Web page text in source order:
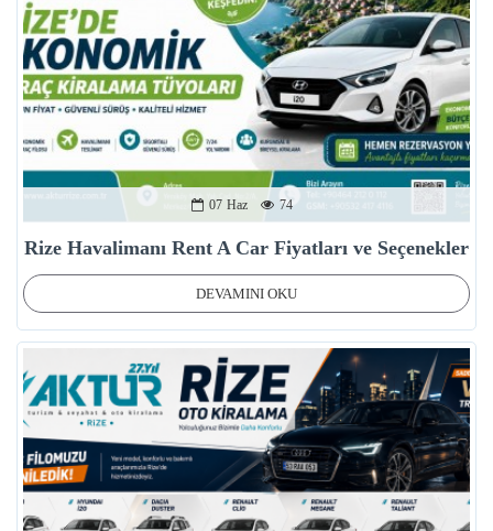
07 Haz 74
Rize Havalimanı Rent A Car Fiyatları ve Seçenekler
DEVAMINI OKU